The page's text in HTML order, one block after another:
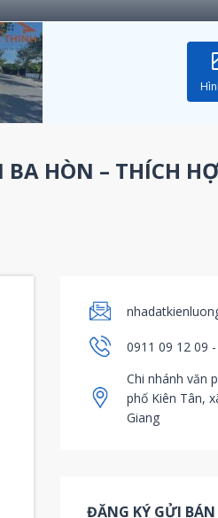
HÒN – THÍCH
0911 09 12 09
Chi nhánh văn
phố Kiên Tân,
Giang
ĐĂNG KÝ GỬI